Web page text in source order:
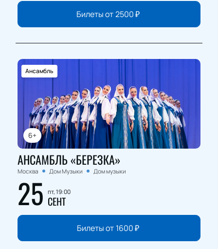
Билеты от2500₽
6+
Ансамбль
АНСАМБЛЬ «БЕРЕЗКА»
Москва Дом Музыки Дом музыки
25 пт, 19:00
СЕНТ
Билеты от 1600₽